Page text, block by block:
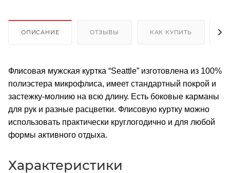
ОПИСАНИЕ ОТЗЫВЫ КАК КУПИТЬ
Флисовая мужская куртка “Seattle” изготовлена из 100%
полиэстера микрофлиса, имеет стандартный покрой и
застежку-молнию на всю длину. Есть боковые карманы
для рук и разные расцветки. Флисовую куртку можно
использовать практически круглогодично и для любой
формы активного отдыха.
Характеристики